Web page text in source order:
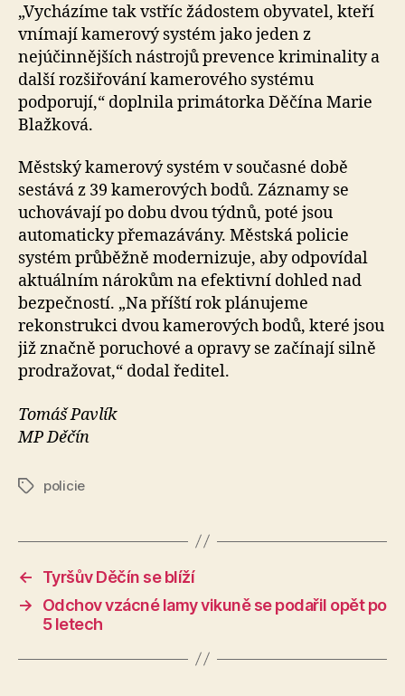
„Vycházíme tak vstříc žádostem obyvatel, kteří
vnímají kamerový systém jako jeden z
nejúčinnějších nástrojů prevence kriminality a
další rozšiřování kamerového systému
podporují,“ doplnila primátorka Děčína Marie
Blažková.
Městský kamerový systém v současné době
sestává z 39 kamerových bodů. Záznamy se
uchovávají po dobu dvou týdnů, poté jsou
automaticky přemazávány. Městská policie
systém průběžně modernizuje, aby odpovídal
aktuálním nárokům na efektivní dohled nad
bezpečností. „Na příští rok plánujeme
rekonstrukci dvou kamerových bodů, které jsou
již značně poruchové a opravy se začínají silně
prodražovat,“ dodal ředitel.
Tomáš Pavlík
MP Děčín
Štítkypolicie
←
Tyršův Děčín se blíží
→
Odchov vzácné lamy vikuně se podařil opět po
5 letech